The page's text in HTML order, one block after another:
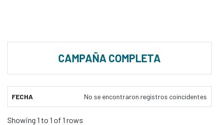
CAMPAÑA COMPLETA
FECHA No se encontraron registros coincidentes
Showing 1 to 1 of 1 rows